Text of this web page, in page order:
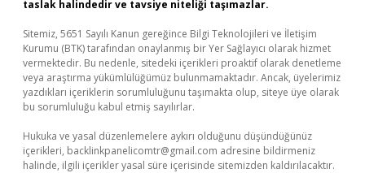
taslak halindedir ve tavsiye niteliği taşımazlar.
Sitemiz, 5651 Sayılı Kanun gereğince Bilgi Teknolojileri ve İletişim
Kurumu (BTK) tarafından onaylanmış bir Yer Sağlayıcı olarak hizmet
vermektedir. Bu nedenle, sitedeki içerikleri proaktif olarak denetleme
veya araştırma yükümlülüğümüz bulunmamaktadır. Ancak, üyelerimiz
yazdıkları içeriklerin sorumluluğunu taşımakta olup, siteye üye olarak
bu sorumluluğu kabul etmiş sayılırlar.
Hukuka ve yasal düzenlemelere aykırı olduğunu düşündüğünüz
içerikleri, backlinkpanelicomtr@gmail.com adresine bildirmeniz
halinde, ilgili içerikler yasal süre içerisinde sitemizden kaldırılacaktır.